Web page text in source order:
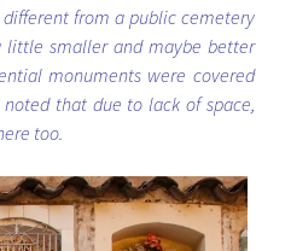
different from a public cemetery
little smaller and maybe better
monuments were covered
that due to lack of space,
too.